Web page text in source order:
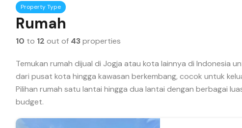
Property Type
Rumah
10 to 12 out of 43properties
Temukan rumah dijual di Jogja atau kota lainnya di Indonesia
dari pusat kota hingga kawasan berkembang, cocok untuk
Pilihan rumah satu lantai hingga dua lantai dengan berbagai
budget.